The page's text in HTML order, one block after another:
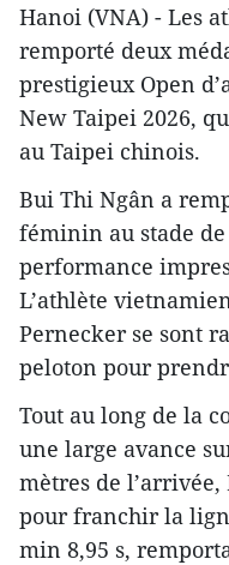
Hanoi (VNA) - Les
remporté deux
prestigieux Open
New Taipei 2026,
au Taipei chinois.
Bui Thi Ngân a
féminin au stade
performance
L’athlète
Pernecker se sont
peloton pour
Tout au long de la
une large avance
mètres de
pour franchir la
min 8,95 s,